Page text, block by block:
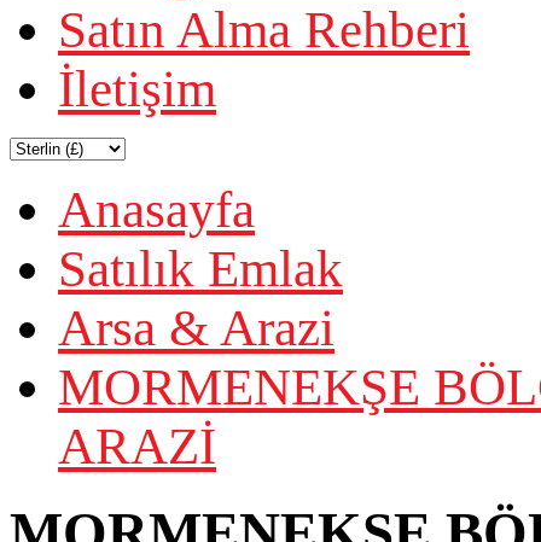
Satın Alma Rehberi
İletişim
Anasayfa
Satılık Emlak
Arsa & Arazi
MORMENEKŞE
ARAZİ